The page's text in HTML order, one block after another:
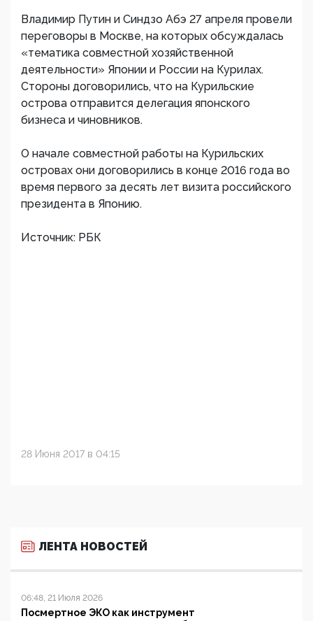
Владимир Путин и Синдзо Абэ 27 апреля провели
переговоры в Москве, на которых обсуждалась
«тематика совместной хозяйственной
деятельности» Японии и России на Курилах.
Стороны договорились, что на Курильские
острова отправится делегация японского
бизнеса и чиновников.
О начале совместной работы на Курильских
островах они договорились в конце 2016 года во
время первого за десять лет визита российского
президента в Японию.
Источник: РБК
28 Июня 2017 в 04:15
ЛЕНТА НОВОСТЕЙ
06:48, 21 Июля 2026
Посмертное ЭКО как инструмент